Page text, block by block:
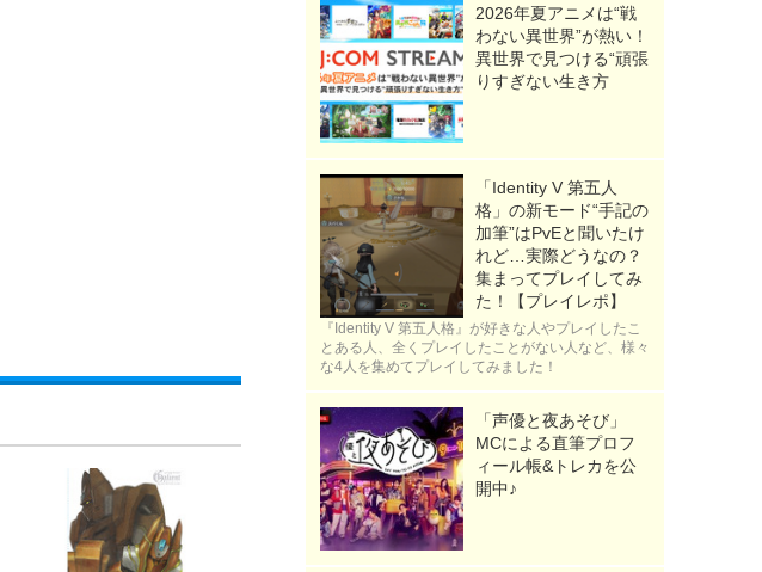
2026年夏アニメは“戦
わない異世界”が熱い！
異世界で見つける“頑張
りすぎない生き方
「Identity V 第五人
格」の新モード“手記の
加筆”はPvEと聞いたけ
れど…実際どうなの？
集まってプレイしてみ
た！【プレイレポ】
『Identity V 第五人格』が好きな人やプレイしたこ
とある人、全くプレイしたことがない人など、様々
な4人を集めてプレイしてみました！
「声優と夜あそび」
MCによる直筆プロフ
ィール帳&トレカを公
開中♪